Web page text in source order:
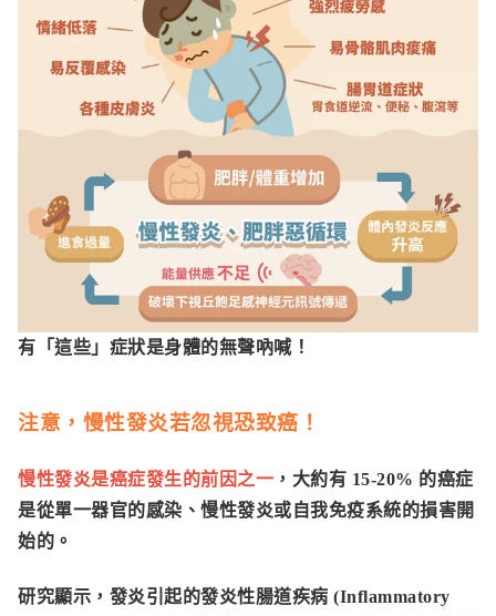
有「這些」症狀是身體的無聲吶喊！
注意，慢性發炎若忽視恐致癌！
慢性發炎是癌症發生的前因之一 ，大約有 15-20% 的癌症
是從單一器官的感染、慢性發炎或自我免疫系統的損害開
始的。
研究顯示，發炎引起的發炎性腸道疾病 (Inflammatory